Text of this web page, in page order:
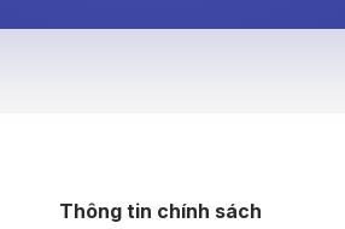
Thông tin chính sách